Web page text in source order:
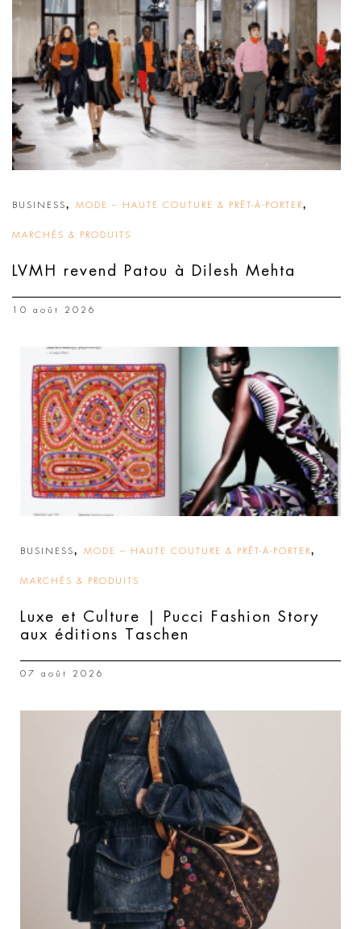
BUSINESS, MODE – HAUTE COUTURE & PRÊT-À-PORTER,
MARCHÉS & PRODUITS
LVMH revend Patou à Dilesh Mehta
10 août 2026
BUSINESS, MODE – HAUTE COUTURE & PRÊT-À-PORTER,
MARCHÉS & PRODUITS
Luxe et Culture | Pucci Fashion Story
aux éditions Taschen
07 août 2026